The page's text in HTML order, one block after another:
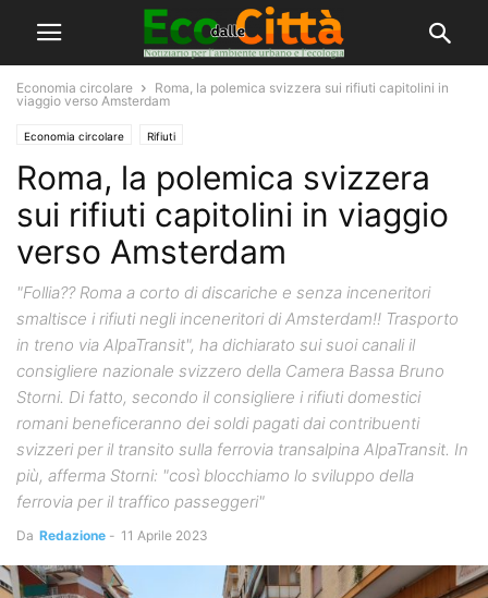
Economia circolare
Roma, la polemica svizzera sui rifiuti capitolini in
viaggio verso Amsterdam
Economia circolare Rifiuti
Roma, la polemica svizzera
sui rifiuti capitolini in viaggio
verso Amsterdam
"Follia?? Roma a corto di discariche e senza inceneritori
smaltisce i rifiuti negli inceneritori di Amsterdam!! Trasporto
in treno via AlpaTransit", ha dichiarato sui suoi canali il
consigliere nazionale svizzero della Camera Bassa Bruno
Storni. Di fatto, secondo il consigliere i rifiuti domestici
romani beneficeranno dei soldi pagati dai contribuenti
svizzeri per il transito sulla ferrovia transalpina AlpaTransit. In
più, afferma Storni: "così blocchiamo lo sviluppo della
ferrovia per il traffico passeggeri"
Da Redazione - 11 Aprile 2023